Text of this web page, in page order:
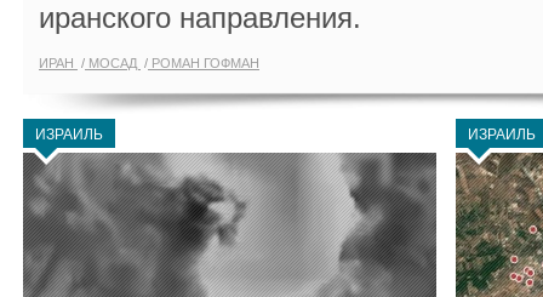
иранского направления.
ИРАН МОСАД РОМАН ГОФМАН
ИЗРАИЛЬ ИЗРАИЛЬ